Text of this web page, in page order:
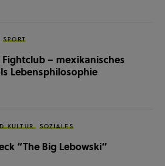
SPORT
– mexikanisches
Lebensphilosophie
KULTUR SOZIALES
“The Big Lebowski”